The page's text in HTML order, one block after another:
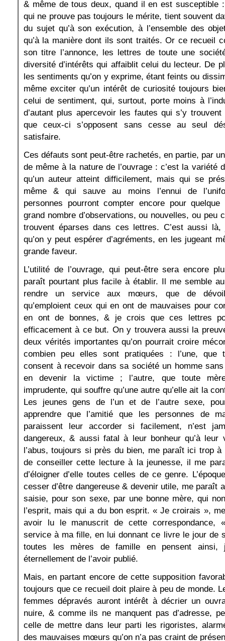
& même de tous deux, quand il en est susceptible
qui ne prouve pas toujours le mérite, tient souvent
du sujet qu’à son exécution, à l’ensemble des
qu’à la manière dont ils sont traités. Or ce recueil
son titre l’annonce, les lettres de toute une
diversité d’intérêts qui affaiblit celui du lecteur. De
les sentiments qu’on y exprime, étant feints ou
même exciter qu’un intérêt de curiosité toujours
celui de sentiment, qui, surtout, porte moins à
d’autant plus apercevoir les fautes qui s’y
que ceux-ci s’opposent sans cesse au seul
satisfaire.
Ces défauts sont peut-être rachetés, en partie, par
de même à la nature de l’ouvrage : c’est la variété
qu’un auteur atteint difficilement, mais qui se
même & qui sauve au moins l’ennui de
personnes pourront compter encore pour
grand nombre d’observations, ou nouvelles, ou peu
trouvent éparses dans ces lettres. C’est aussi
qu’on y peut espérer d’agréments, en les jugeant
grande faveur.
L’utilité de l’ouvrage, qui peut-être sera encore
paraît pourtant plus facile à établir. Il me semble
rendre un service aux mœurs, que de
qu’emploient ceux qui en ont de mauvaises pour
en ont de bonnes, & je crois que ces lettres
efficacement à ce but. On y trouvera aussi la
deux vérités importantes qu’on pourrait croire
combien peu elles sont pratiquées : l’une, que
consent à recevoir dans sa société un homme
en devenir la victime ; l’autre, que toute
imprudente, qui souffre qu’une autre qu’elle ait la
Les jeunes gens de l’un et de l’autre sexe,
apprendre que l’amitié que les personnes de
paraissent leur accorder si facilement, n’est
dangereux, & aussi fatal à leur bonheur qu’à leur
l’abus, toujours si près du bien, me paraît ici trop
de conseiller cette lecture à la jeunesse, il me
d’éloigner d’elle toutes celles de ce genre.
cesser d’être dangereuse & devenir utile, me paraît
saisie, pour son sexe, par une bonne mère, qui
l’esprit, mais qui a du bon esprit. « Je croirais »,
avoir lu le manuscrit de cette correspondance,
service à ma fille, en lui donnant ce livre le jour de
toutes les mères de famille en pensent ainsi,
éternellement de l’avoir publié.
Mais, en partant encore de cette supposition
toujours que ce recueil doit plaire à peu de monde.
femmes dépravés auront intérêt à décrier un
nuire, & comme ils ne manquent pas d’adresse,
celle de mettre dans leur parti les rigoristes,
des mauvaises mœurs qu’on n’a pas craint de